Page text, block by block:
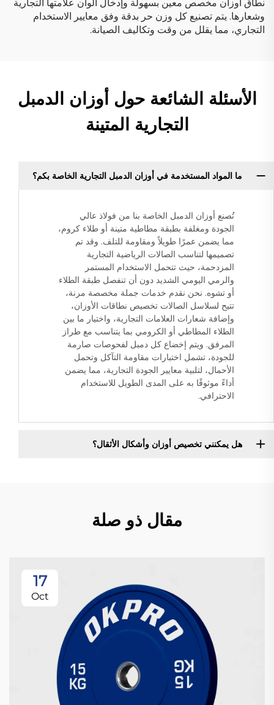
نطاق أوزان مخصص معين بسهولة وإدخال ألوان علامتها التجارية
وشعارها. يتم تصنيع كل وزن حر بدقة وفق معايير الاستخدام
التجاري، مما يقلل من وقت وتكاليف الصيانة.
الأسئلة الشائعة حول أوزان الدمبل
التجارية المتينة
ما المواد المستخدمة في أوزان الدمبل التجارية الخاصة بكم؟
تُصنع أوزان الدمبل الخاصة بنا من فولاذ عالي
الجودة ومغلفة بطبقة مطاطية متينة أو طلاء كروم،
مما يضمن عمرًا طويلاً ومقاومة للتلف. وقد تم
تصميمها لتناسب الصالات الرياضية التجارية
المزدحمة، حيث تتحمل الاستخدام المستمر
والرمي اليومي الشديد دون أن تنفصل طبقة الطلاء
أو تشوه. نحن نقدم خدمات جملة مخصصة مرنة،
تتيح لسلاسل الصالات تخصيص نطاقات الأوزان،
وإضافة شعارات العلامات التجارية، واختيار ما بين
الطلاء المطاطي أو الكرومي بما يتناسب مع طراز
المرفق. ويتم إخضاع كل دمبل لفحوصات صارمة
للجودة، تشمل اختبارات مقاومة التآكل وتحمل
الأحمال، لتلبية معايير الجودة التجارية، مما يضمن
أداءً موثوقًا به على المدى الطويل للاستخدام
الاحترافي.
هل يمكنني تخصيص أوزان وأشكال الأثقال؟
مقال ذو صلة
17
Oct